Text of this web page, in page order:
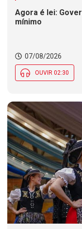
Agora é lei:
mínimo
07/08/2026
OUVIR 02:30